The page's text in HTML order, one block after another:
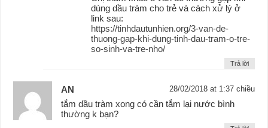
dùng dầu tràm cho trẻ và cách xử lý ở
link sau:
https://tinhdautunhien.org/3-van-de-
thuong-gap-khi-dung-tinh-dau-tram-o-tre-
so-sinh-va-tre-nho/
Trả lời
AN 28/02/2018 at 1:37 chiều
tắm dầu tràm xong có cần tắm lại nước bình
thường k bạn?